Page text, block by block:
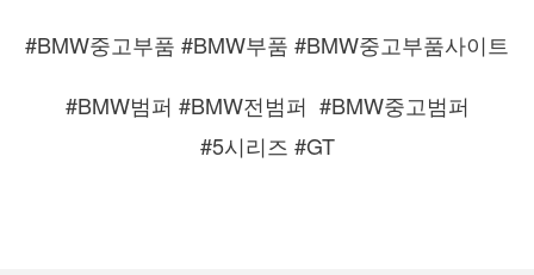
#BMW중고부품 #BMW부품 #BMW중고부품사이트
#BMW범퍼 #BMW전범퍼 #BMW중고범퍼
#5시리즈 #GT